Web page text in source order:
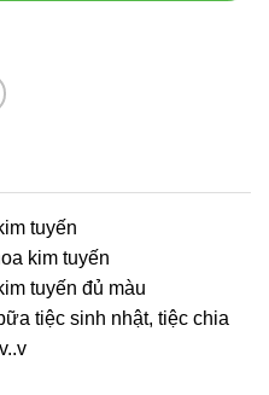
tuyến
kim tuyến
tuyến đủ màu
tiệc sinh nhật, tiệc chia